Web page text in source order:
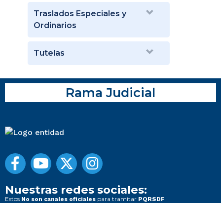
Traslados Especiales y
Ordinarios
Tutelas
Rama Judicial
Nuestras redes sociales:
Estos No son canales oficiales para tramitar PQRSDF